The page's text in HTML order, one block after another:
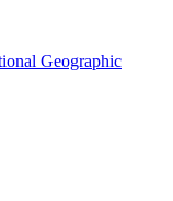
Geographic